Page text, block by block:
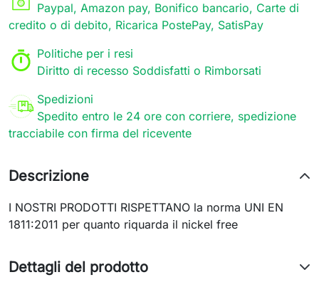
Paypal, Amazon pay, Bonifico bancario, Carte di
credito o di debito, Ricarica PostePay, SatisPay
Politiche per i resi
Diritto di recesso Soddisfatti o Rimborsati
Spedizioni
Spedito entro le 24 ore con corriere, spedizione
tracciabile con firma del ricevente
Descrizione
I NOSTRI PRODOTTI RISPETTANO la norma UNI EN
1811:2011 per quanto riquarda il nickel free
Dettagli del prodotto